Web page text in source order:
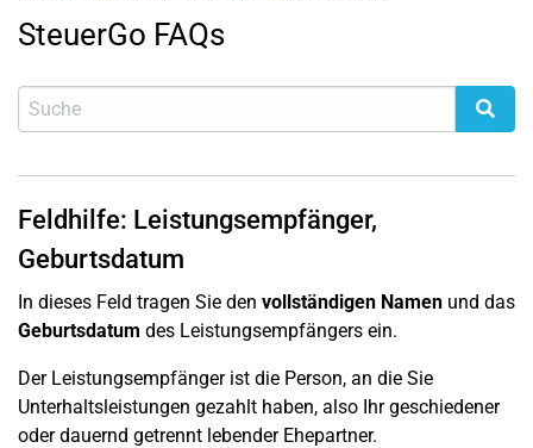
SteuerGo FAQs
Feldhilfe: Leistungsempfänger,
Geburtsdatum
In dieses Feld tragen Sie den vollständigen Namen und das
Geburtsdatum des Leistungsempfängers ein.
Der Leistungsempfänger ist die Person, an die Sie
Unterhaltsleistungen gezahlt haben, also Ihr geschiedener
oder dauernd getrennt lebender Ehepartner.